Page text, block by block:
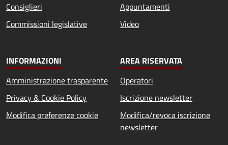
Consiglieri
Commissioni legislative
Appuntamenti
Video
INFORMAZIONI
Amministrazione trasparente
Privacy & Cookie Policy
Modifica preferenze cookie
AREA RISERVATA
Operatori
Iscrizione newsletter
Modifica/revoca iscrizione
newsletter